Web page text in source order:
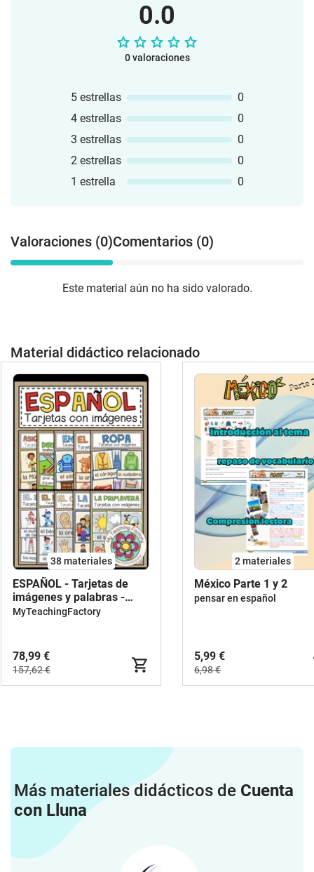
0.0
0 valoraciones
5 estrellas
0
4 estrellas
0
3 estrellas
0
2 estrellas
0
1 estrella
0
Valoraciones (0)Comentarios (0)
Este material aún no ha sido valorado.
Material didáctico relacionado
38 materiales
ESPAÑOL - Tarjetas de
imágenes y palabras -
PAQUETE DE AHORRO
MyTeachingFactory
78,99 €
157,62 €
2 materiales
México Parte 1 y 2
pensar en español
5,99 €
6,98 €
Más materiales didácticos de Cuenta
con Lluna